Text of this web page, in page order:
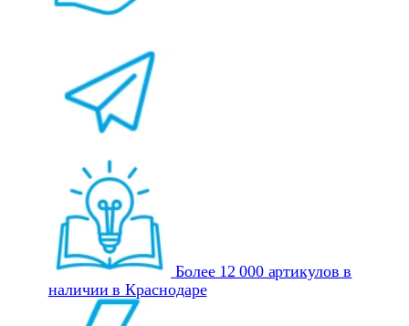
Более 12 000 артикулов в
наличии в Краснодаре